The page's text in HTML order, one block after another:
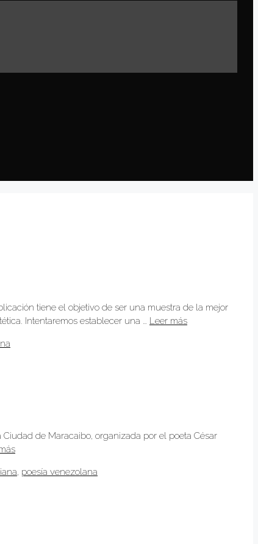
tiene el objetivo de ser una muestra de la mejor
Intentaremos establecer una … Leer más
de Maracaibo, organizada por el poeta César
, poesía venezolana